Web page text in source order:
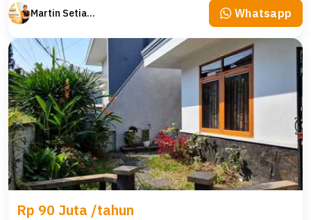
Martin Setiawan Tjandra Whatsapp
Rp 90 Juta /tahun